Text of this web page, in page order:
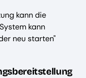
kann die
kann
neu starten"